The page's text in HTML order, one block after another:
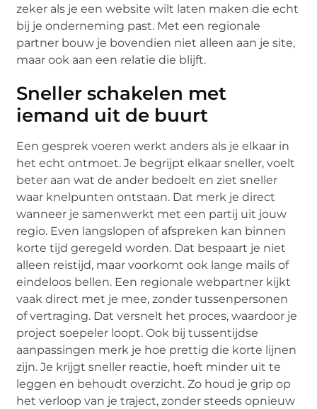
zeker als je een website wilt laten maken die echt
bij je onderneming past. Met een regionale
partner bouw je bovendien niet alleen aan je site,
maar ook aan een relatie die blijft.
Sneller schakelen met
iemand uit de buurt
Een gesprek voeren werkt anders als je elkaar in
het echt ontmoet. Je begrijpt elkaar sneller, voelt
beter aan wat de ander bedoelt en ziet sneller
waar knelpunten ontstaan. Dat merk je direct
wanneer je samenwerkt met een partij uit jouw
regio. Even langslopen of afspreken kan binnen
korte tijd geregeld worden. Dat bespaart je niet
alleen reistijd, maar voorkomt ook lange mails of
eindeloos bellen. Een regionale webpartner kijkt
vaak direct met je mee, zonder tussenpersonen
of vertraging. Dat versnelt het proces, waardoor je
project soepeler loopt. Ook bij tussentijdse
aanpassingen merk je hoe prettig die korte lijnen
zijn. Je krijgt sneller reactie, hoeft minder uit te
leggen en behoudt overzicht. Zo houd je grip op
het verloop van je traject, zonder steeds opnieuw